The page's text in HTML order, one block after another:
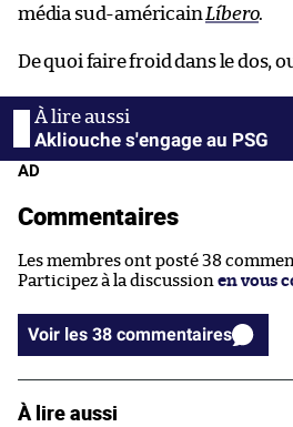
média sud-américain Líbero.
De quoi faire froid dans le dos,
Akliouche s'engage au PSG
AD
Commentaires
Les membres ont posté 38
Participez à la discussion en vous
Voir les 38 commentaires
À lire aussi